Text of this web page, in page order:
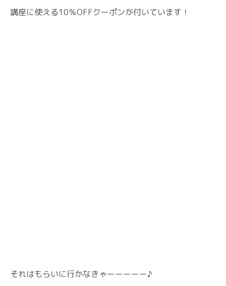
講座に使える10％OFFクーポンが付いています！
それはもらいに行かなきゃーーーーー♪